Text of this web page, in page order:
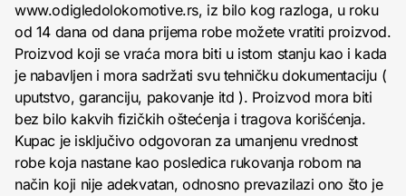
www.odigledolokomotive.rs, iz bilo kog razloga, u roku
od 14 dana od dana prijema robe možete vratiti proizvod.
Proizvod koji se vraća mora biti u istom stanju kao i kada
je nabavljen i mora sadržati svu tehničku dokumentaciju (
uputstvo, garanciju, pakovanje itd ). Proizvod mora biti
bez bilo kakvih fizičkih oštećenja i tragova korišćenja.
Kupac je isključivo odgovoran za umanjenu vrednost
robe koja nastane kao posledica rukovanja robom na
način koji nije adekvatan, odnosno prevazilazi ono što je